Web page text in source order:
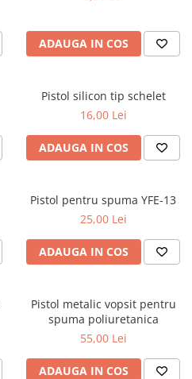
ADAUGA IN COS
Pistol silicon tip schelet
16,00 Lei
ADAUGA IN COS
Pistol pentru spuma YFE-13
25,00 Lei
ADAUGA IN COS
Pistol metalic vopsit pentru
spuma poliuretanica
55,00 Lei
ADAUGA IN COS